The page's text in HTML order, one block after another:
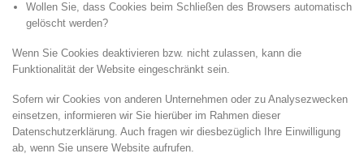
Wollen Sie, dass Cookies beim Schließen des Browsers automatisch
gelöscht werden?
Wenn Sie Cookies deaktivieren bzw. nicht zulassen, kann die
Funktionalität der Website eingeschränkt sein.
Sofern wir Cookies von anderen Unternehmen oder zu Analysezwecken
einsetzen, informieren wir Sie hierüber im Rahmen dieser
Datenschutzerklärung. Auch fragen wir diesbezüglich Ihre Einwilligung
ab, wenn Sie unsere Website aufrufen.